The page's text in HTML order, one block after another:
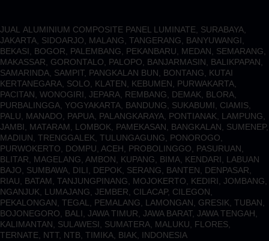
JUAL ALUMINIUM COMPOSITE PANEL LUMINATE, SURABAYA,
JAKARTA, SIDOARJO, MALANG, TANGERANG, BANYUWANGI,
BEKASI, BOGOR, PALEMBANG, PEKANBARU, MEDAN, SEMARANG,
MAKASSAR, GORONTALO, PALOPO, BANJARMASIN, BALIKPAPAN,
SAMARINDA, SAMPIT, PANGKALAN BUN, BONTANG, KUTAI
KERTANEGARA, SOLO, KLATEN, KEBUMEN, PURWAKARTA,
PACITAN, WONOGIRI, JEPARA, REMBANG, DEMAK, BLORA,
PURBALINGGA, YOGYAKARTA, BANDUNG, SUKABUMI, CIAMIS,
PALU, MANADO, PAPUA, PALANGKARAYA, PONTIANAK, LAMPUNG,
JAMBI, MATARAM, LOMBOK, PAMEKASAN, BANGKALAN, SUMENEP,
MADIUN, TRENGGALEK, TULUNGAGUNG, PONOROGO,
PURWOKERTO, DOMPU, ACEH, PROBOLINGGO, PASURUAN,
BLITAR, MAGELANG, AMBON, KUPANG, BIMA, KENDARI, LABUAN
BAJO, SUMBAWA, DILI, DEPOK, SERANG, BANTEN, DENPASAR,
RIAU, BATAM, TANJUNGPINANG, MOJOKERTO, KEDIRI, JOMBANG,
NGANJUK, LUMAJANG, JEMBER, CILACAP, CILEGON,
PEKALONGAN, TEGAL, PEMALANG, LAMONGAN, GRESIK, TUBAN,
BOJONEGORO, BALI, JAWA TIMUR, JAWA BARAT, JAWA TENGAH,
KALIMANTAN, SULAWESI, SUMATERA, MALUKU, FLORES,
TERNATE, NTT, NTB, TIMIKA, BIAK, INDONESIA